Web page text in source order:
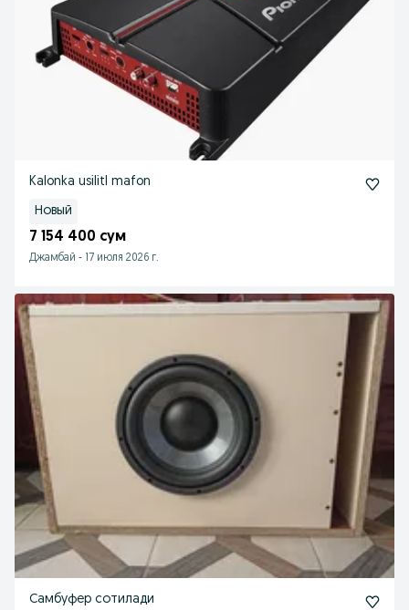
Kalonka usilitl mafon
Новый
7 154 400 сум
Джамбай - 17 июля 2026 г.
Самбуфер сотилади